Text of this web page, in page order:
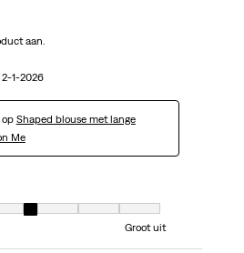
aan.
2-1-2026
op Shaped blouse met lange
Me
1 gelijk is aan Klein uit en 7 gelijk is aan Groot uit
Groot uit